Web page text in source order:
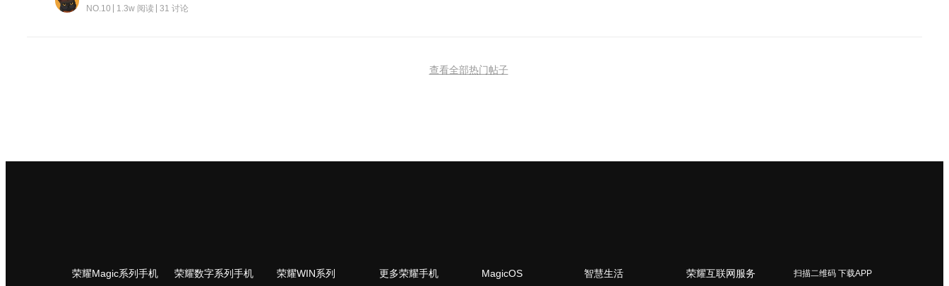
NO.10 1.3w 阅读 31 讨论
查看全部热门帖子
荣耀Magic系列手机 荣耀数字系列手机 荣耀WIN系列 更多荣耀手机 MagicOS 智慧生活 荣耀互联网服务 扫描二维码 下载APP